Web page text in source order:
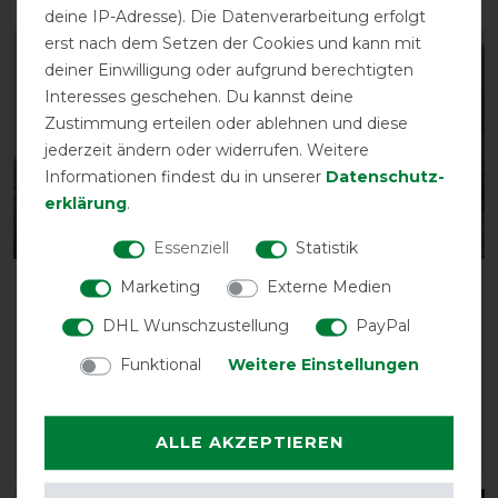
abnehmbarem
Nasenschutz
19,75 € *
QHP
abnehmbarem
Nasenschutz
19,75 € *
deine IP-Adresse). Die Datenverarbeitung erfolgt
erst nach dem Setzen der Cookies und kann mit
deiner Einwilligung oder aufgrund berechtigten
Interesses geschehen. Du kannst deine
Zustimmung erteilen oder ablehnen und diese
jederzeit ändern oder widerrufen. Weitere
Informationen findest du in unserer Daten­schutz­
erklärung.
Essenziell
Statistik
Marketing
Externe Medien
DHL Wunschzustellung
PayPal
Funktional
Weitere Einstellungen
ALLE AKZEPTIEREN